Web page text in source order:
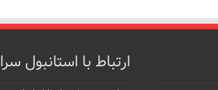
ارتباط با استانبول سرا